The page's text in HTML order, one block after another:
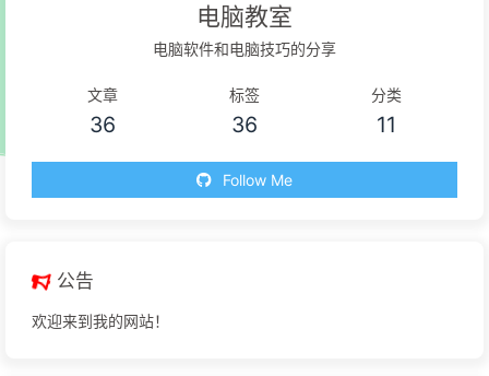
电脑教室
电脑软件和电脑技巧的分享
文章
36
标签
36
分类
11
Follow Me
公告
欢迎来到我的网站！